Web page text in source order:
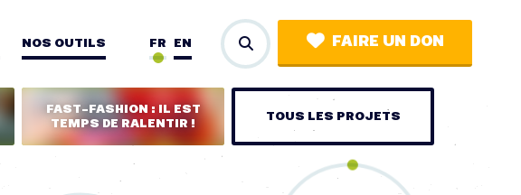
NOS OUTILS EN
FR FAIRE UN DON
FAST-FASHION : IL EST
TEMPS DE RALENTIR !
TOUS LES PROJETS